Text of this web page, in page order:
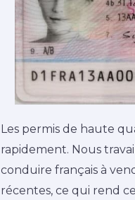
Les permis de haute
rapidement. Nous
conduire français à
récentes, ce qui rend